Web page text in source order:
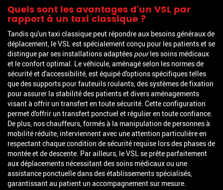
Quels sont les avantages d'un VSL par
rapport à un taxi classique ?
Tandis qu'un taxi classique peut répondre aux besoins généraux de
déplacement, le VSL est spécialement conçu pour les patients et se
distingue par ses installations adaptées pourles soins médicaux
et le confort optimal. Le véhicule, aménagé selon les normes de
sécurité et d'accessibilité, est équipé d'options spécifiques telles
que des supports pour fauteuils roulants, des systèmes de fixation
pour assurer la stabilité des patients et divers aménagements
visant à offrir un transfert en toute sécurité. Cette configuration
permet d'offrir un transfert ponctuel et régulier en toute confiance.
De plus, nos chauffeurs, formés à la manipulation de personnes à
mobilité réduite, interviennent avec une attention particulière en
respectant chaque condition de sécurité requise lors des phases de
montée et de descente. Par ailleurs, le VSL se prête parfaitement
aux déplacements nécessitant des soins médicaux ou une
assistance ponctuelle dans des établissements spécialisés,
garantissant au patient un accompagnement sur mesure.